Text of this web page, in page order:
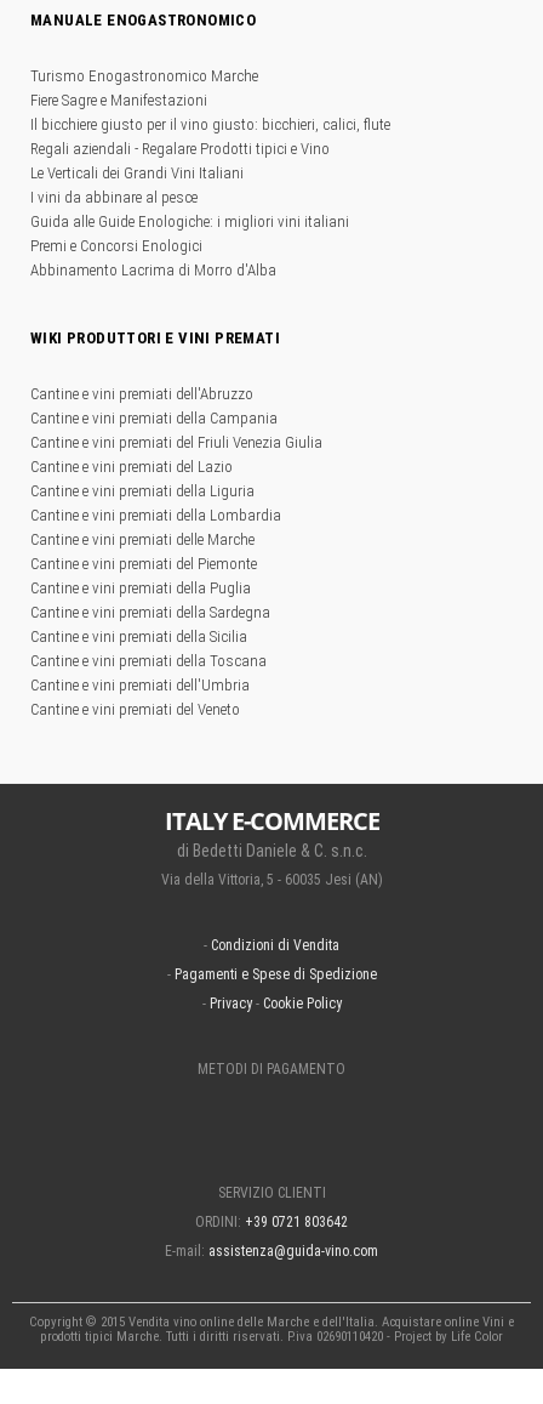
MANUALE ENOGASTRONOMICO
Turismo Enogastronomico Marche
Fiere Sagre e Manifestazioni
Il bicchiere giusto per il vino giusto: bicchieri, calici, flute
Regali aziendali - Regalare Prodotti tipici e Vino
Le Verticali dei Grandi Vini Italiani
I vini da abbinare al pesce
Guida alle Guide Enologiche: i migliori vini italiani
Premi e Concorsi Enologici
Abbinamento Lacrima di Morro d'Alba
WIKI PRODUTTORI E VINI PREMATI
Cantine e vini premiati dell'Abruzzo
Cantine e vini premiati della Campania
Cantine e vini premiati del Friuli Venezia Giulia
Cantine e vini premiati del Lazio
Cantine e vini premiati della Liguria
Cantine e vini premiati della Lombardia
Cantine e vini premiati delle Marche
Cantine e vini premiati del Piemonte
Cantine e vini premiati della Puglia
Cantine e vini premiati della Sardegna
Cantine e vini premiati della Sicilia
Cantine e vini premiati della Toscana
Cantine e vini premiati dell'Umbria
Cantine e vini premiati del Veneto
ITALY E-COMMERCE
di Bedetti Daniele & C. s.n.c.
Via della Vittoria, 5 - 60035 Jesi (AN)
- Condizioni di Vendita
- Pagamenti e Spese di Spedizione
- Privacy- Cookie Policy
METODI DI PAGAMENTO
SERVIZIO CLIENTI
ORDINI: +39 0721 803642
E-mail: assistenza@guida-vino.com
Copyright © 2015 Vendita vino online delle Marche e dell'Italia. Acquistare online Vini e
prodotti tipici Marche. Tutti i diritti riservati. P.iva 02690110420 - Project by Life Color